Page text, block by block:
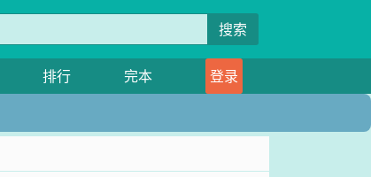
搜索
排行 完本
登录